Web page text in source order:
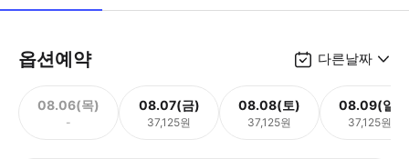
옵션예약 다른날짜
08.06(목)
-
08.07(금)
37,125원
08.08(토)
37,125원
08.09(일)
37,125원